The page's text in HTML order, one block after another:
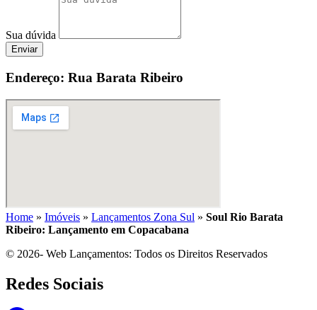
Sua dúvida
Enviar
Endereço: Rua Barata Ribeiro
Home » Imóveis » Lançamentos Zona Sul » Soul Rio Barata
Ribeiro: Lançamento em Copacabana
© 2026- Web Lançamentos: Todos os Direitos Reservados
Redes Sociais